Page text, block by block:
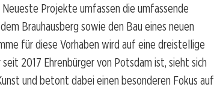
Projekte umfassen die umfassende
Brauhausberg sowie den Bau eines neuen
für diese Vorhaben wird auf eine dreistellige
2017 Ehrenbürger von Potsdam ist, sieht sich
und betont dabei einen besonderen Fokus auf